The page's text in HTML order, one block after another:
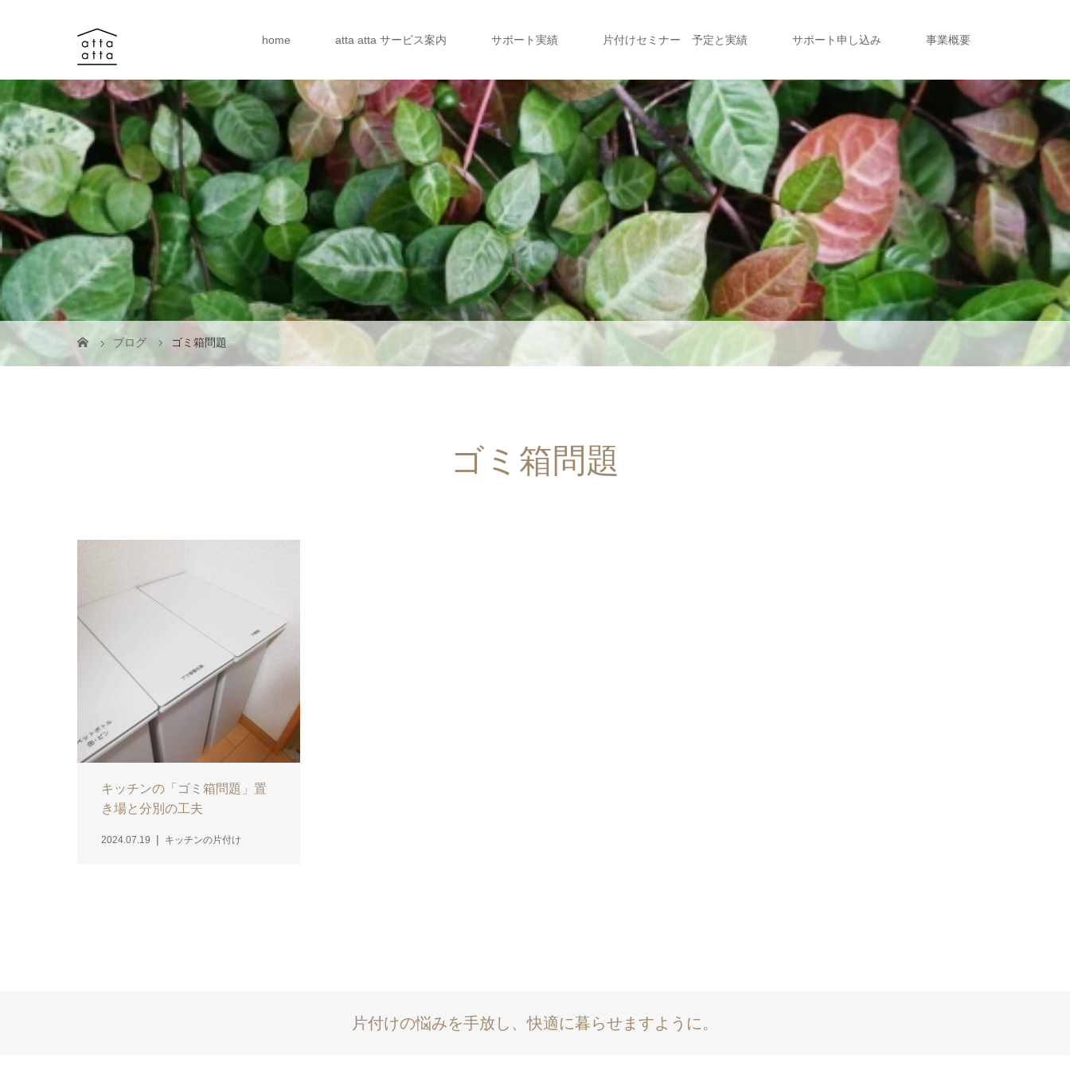
home atta atta サービス案内 サポート実績 片付けセミナー 予定と実績 サポート申し込み 事業概要
ブログ ゴミ箱問題
ゴミ箱問題
キッチンの「ゴミ箱問題」置
き場と分別の工夫
2024.07.19 キッチンの片付け
片付けの悩みを手放し、快適に暮らせますように。